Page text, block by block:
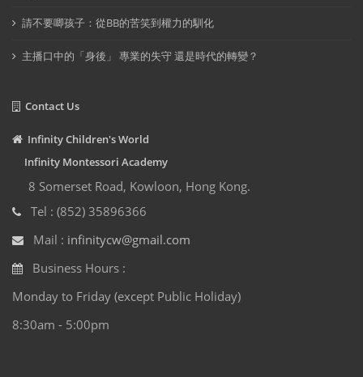
請不要唧孩子：從BB的苦笑到權力的馴化
主播口中的「身後」 專業的失守 還是時代的轉變？
Contact Us
Infinity Children's World
Infinity Montessori Academy
8 Somerset Road, Kowloon, Hong Kong.
Tel : (852) 35896366
Mail : infinitycw@gmail.com
Business Hours :
Monday to Friday (except Public Holiday)
8:30am - 5:00pm